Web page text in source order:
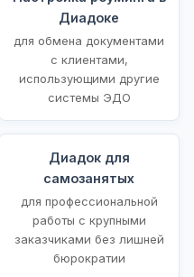
Диадоке
для обмена документами
с клиентами,
использующими другие
системы ЭДО
Диадок для
самозанятых
для профессиональной
работы с крупными
заказчиками без лишней
бюрократии